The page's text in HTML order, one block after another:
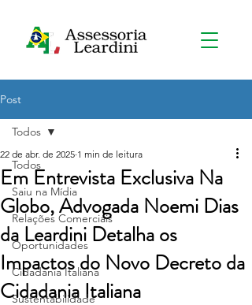
Post
Todos
Saiu na Mídia
Relações Comerciais
Oportunidades
Cidadania Italiana
Sustentabilidade
Todos
Em Entrevista Exclusiva Na
Globo, Advogada Noemi Dias
da Leardini Detalha os
Impactos do Novo Decreto da
Cidadania Italiana
22 de abr. de 2025 1 min de leitura